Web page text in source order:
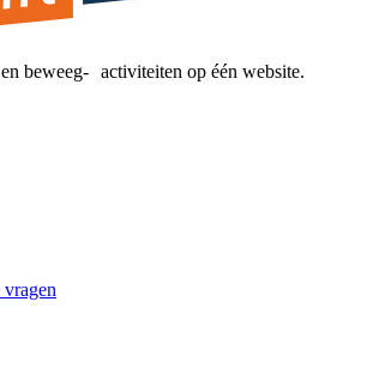
beweeg- activiteiten op één website.
vragen